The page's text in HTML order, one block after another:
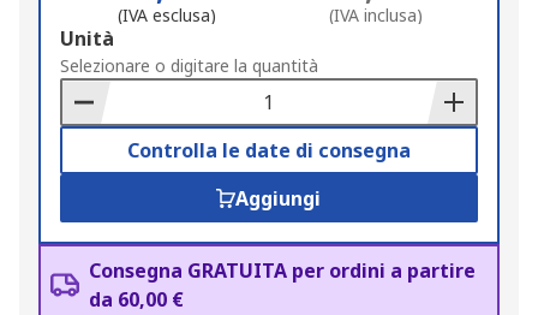
(IVA esclusa) (IVA inclusa)
Add
to
Basket
Unità
Selezionare o digitare la quantità
Controlla le date di consegna
Aggiungi
Consegna GRATUITA per ordini a partire
da 60,00 €